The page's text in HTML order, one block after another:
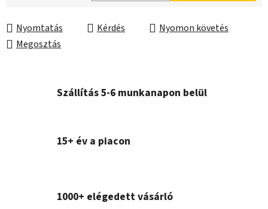
Nyomtatás Kérdés
Nyomon követés
Megosztás
Szállítás 5-6 munkanapon belül
15+ év a piacon
1000+ elégedett vásárló